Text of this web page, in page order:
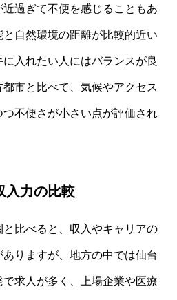
過ぎて不便を感じることもあ
自然環境の距離が比較的近い
入れたい人にはバランスが良
市と比べて、気候やアクセス
不便さが小さい点が評価され
入力の比較
比べると、収入やキャリアの
りますが、地方の中では仙台
求人が多く、上場企業や医療